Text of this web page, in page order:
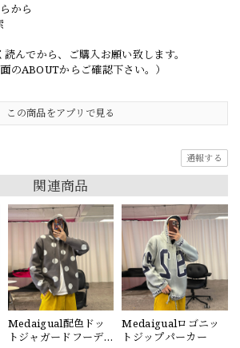
から
んでから、ご購入お願い致します。
のABOUTからご確認下さい。）
この商品をアプリで見る
通報する
関連商品
Medaigual配色ドッ
トジャガードフーデ
Medaigualロゴニッ
トジップパーカー